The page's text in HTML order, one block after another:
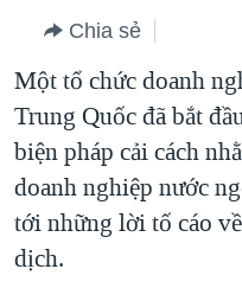
chính
điều
hướng
chính
Đi
tới
"Tìm"
BLOG
DIỄN ĐÀN
MỤC
TỰ DO BÁO CHÍ
VẠCH TRẦN TIN GIẢ
NGƯỜI VIỆT HẢI NGOẠI
CHUYÊN ĐỀ
CHIẾN TRANH THƯƠNG
HỌC TIẾNG ANH
VIDEO
Chia sẻ
Một tổ chức doanh
Trung Quốc đã bắt
biện pháp cải cách
doanh nghiệp nước
tới những lời tố cáo
dịch.